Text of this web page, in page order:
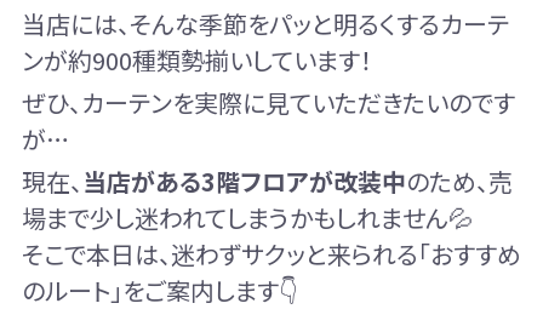
当店には、そんな季節をパッと明るくするカーテ
ンが約900種類勢揃いしています！
ぜひ、カーテンを実際に見ていただきたいのです
が…
現在、当店がある3階フロアが改装中のため、売
場まで少し迷われてしまうかもしれません💦
そこで本日は、迷わずサクッと来られる「おすすめ
のルート」をご案内します👇